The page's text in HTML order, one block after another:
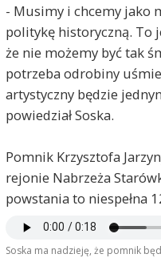
- Musimy i chcemy jako
politykę historyczną. To
że nie możemy być tak
potrzeba odrobiny
artystyczny będzie
powiedział Soska.
Pomnik Krzysztofa
rejonie Nabrzeża
powstania to niespełna
Soska ma nadzieję, że pomnik